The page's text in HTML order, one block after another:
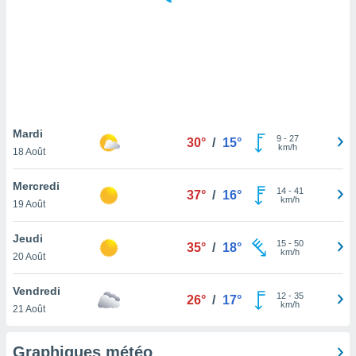
notre
que
et que
Mardi
18 Août
30° / 15° 9- 27
km/h
Mercredi
19 Août
37° / 16° 14- 41
km/h
Jeudi
20 Août
35° / 18° 15- 50
km/h
Vendredi
21 Août
26° / 17° 12- 35
km/h
Graphiques météo